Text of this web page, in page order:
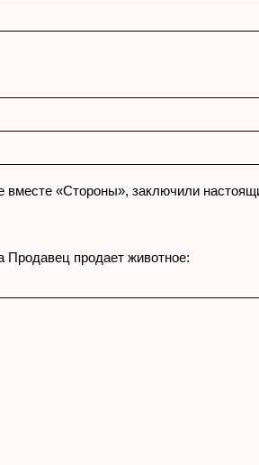
«Стороны», заключили
Продавец продает животное: